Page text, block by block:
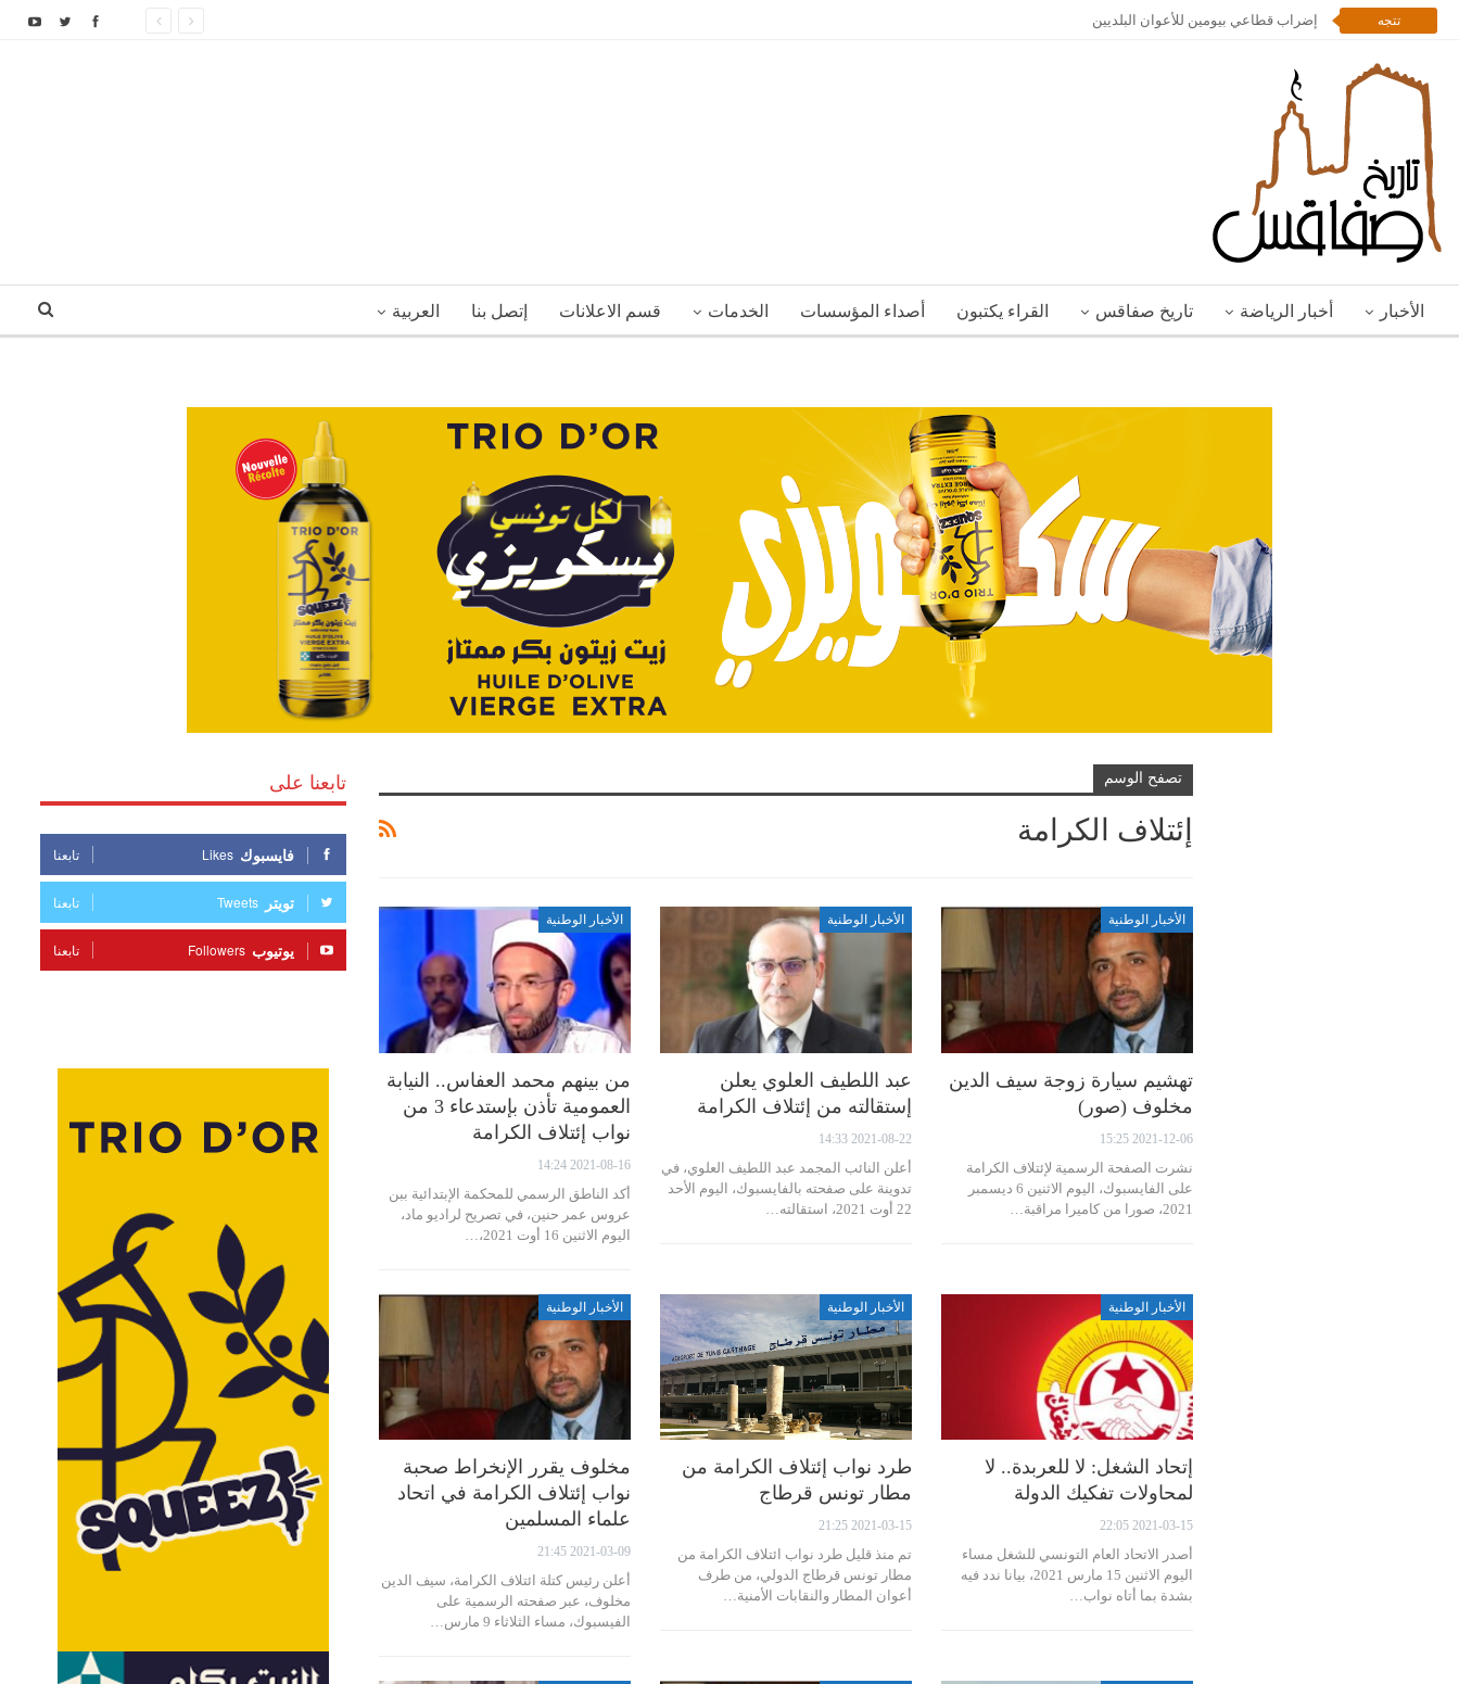
تتجه إضراب قطاعي بيومين للأعوان البلديين
الأخبار أخبار الرياضة تاريخ صفاقس القراء يكتبون أصداء المؤسسات الخدمات قسم الاعلانات إتصل بنا العربية
تصفح الوسم
إئتلاف الكرامة
الأخبار الوطنية
تهشيم سيارة زوجة سيف الدين
مخلوف (صور)
2021-12-06 15:25
نشرت الصفحة الرسمية لإئتلاف الكرامة
على الفايسبوك، اليوم الاثنين 6 ديسمبر
2021، صورا من كاميرا مراقبة…
الأخبار الوطنية
عبد اللطيف العلوي يعلن
إستقالته من إئتلاف الكرامة
2021-08-22 14:33
أعلن النائب المجمد عبد اللطيف العلوي، في
تدوينة على صفحته بالفايسبوك، اليوم الأحد
22 أوت 2021، استقالته…
الأخبار الوطنية
من بينهم محمد العفاس.. النيابة
العمومية تأذن بإستدعاء 3 من
نواب إئتلاف الكرامة
2021-08-16 14:24
أكد الناطق الرسمي للمحكمة الإبتدائية ببن
عروس عمر حنين، في تصريح لراديو ماد،
اليوم الاثنين 16 أوت 2021،…
الأخبار الوطنية
إتحاد الشغل: لا للعربدة.. لا
لمحاولات تفكيك الدولة
2021-03-15 22:05
أصدر الاتحاد العام التونسي للشغل مساء
اليوم الاثنين 15 مارس 2021، بيانا ندد فيه
بشدة بما أتاه نواب…
الأخبار الوطنية
طرد نواب إئتلاف الكرامة من
مطار تونس قرطاج
2021-03-15 21:25
تم منذ قليل طرد نواب ائتلاف الكرامة من
مطار تونس قرطاج الدولي، من طرف
أعوان المطار والنقابات الأمنية…
الأخبار الوطنية
مخلوف يقرر الإنخراط صحبة
نواب إئتلاف الكرامة في اتحاد
علماء المسلمين
2021-03-09 21:45
أعلن رئيس كتلة ائتلاف الكرامة، سيف الدين
مخلوف، عبر صفحته الرسمية على
الفيسبوك، مساء الثلاثاء 9 مارس…
تابعنا على
فايسبوك Likes تابعنا
تويتر Tweets تابعنا
يوتيوب Followers تابعنا